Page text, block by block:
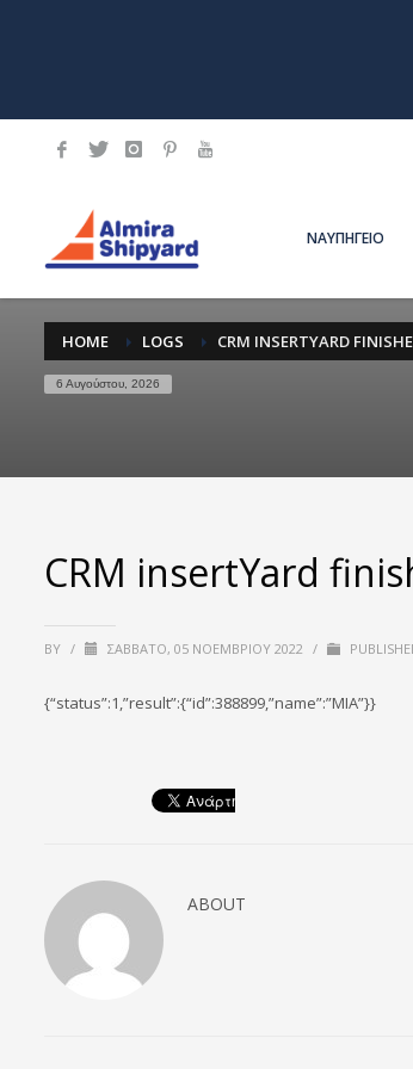
ΝΑΥΠΗΓΕΙΟ
HOME LOGS CRM INSERTYARD
6 Αυγούστου, 2026
CRM insertYard
BY / ΣΆΒΒΑΤΟ, 05 ΝΟΕΜΒΡΊΟΥ 2022 /
{“status”:1,”result”:{“id”:388899,”name”:”MIA”}}
ABOUT